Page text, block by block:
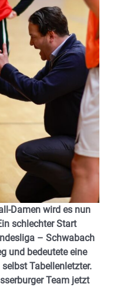
Damen wird es nun
schlechter Start
– Schwabach
und bedeutete eine
Tabellenletzter.
Team jetzt